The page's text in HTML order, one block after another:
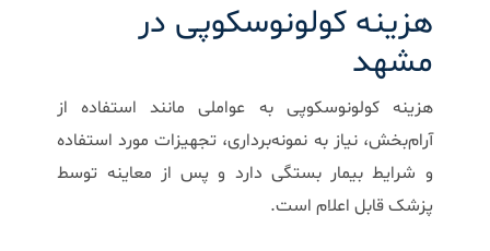
هزینه کولونوسکوپی در
مشهد
هزینه کولونوسکوپی به عواملی مانند استفاده از
آرام‌بخش، نیاز به نمونه‌برداری، تجهیزات مورد استفاده
و شرایط بیمار بستگی دارد و پس از معاینه توسط
پزشک قابل اعلام است.